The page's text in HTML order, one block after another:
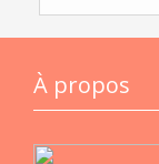
À propos